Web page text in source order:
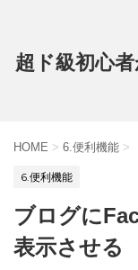
超ド級初心
HOME > 6.便利機能 >
6.便利機能
ブログに
表示させる